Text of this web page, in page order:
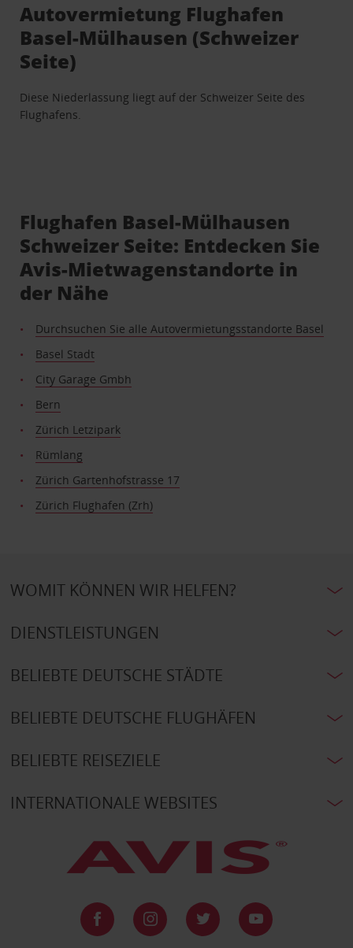
Autovermietung Flughafen
Basel-Mülhausen (Schweizer
Seite)
Diese Niederlassung liegt auf der Schweizer Seite des
Flughafens.
Flughafen Basel-Mülhausen
Schweizer Seite: Entdecken Sie
Avis-Mietwagenstandorte in
der Nähe
Durchsuchen Sie alle Autovermietungsstandorte Basel
Basel Stadt
City Garage Gmbh
Bern
Zürich Letzipark
Rümlang
Zürich Gartenhofstrasse 17
Zürich Flughafen (Zrh)
WOMIT KÖNNEN WIR HELFEN?
DIENSTLEISTUNGEN
BELIEBTE DEUTSCHE STÄDTE
BELIEBTE DEUTSCHE FLUGHÄFEN
BELIEBTE REISEZIELE
INTERNATIONALE WEBSITES